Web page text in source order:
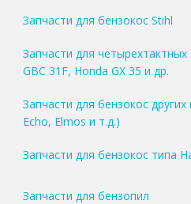
Запчасти для бензокос Stihl
Запчасти для
GBC 31F, Honda GX 35 и др.
Запчасти для бензокос
Echo, Elmos и т.д.)
Запчасти для бензокос типа
Запчасти для бензопил